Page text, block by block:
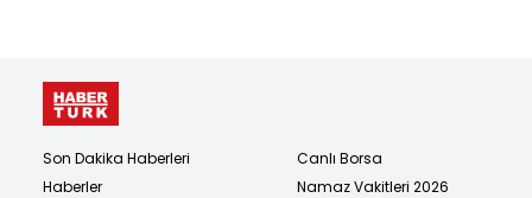
Son Dakika Haberleri
Haberler
Canlı Borsa
Namaz Vakitleri 2026